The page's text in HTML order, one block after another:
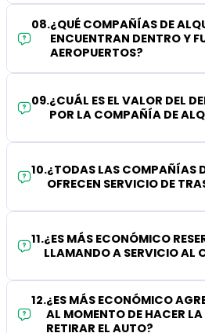
08.¿QUÉ COMPAÑÍAS DE
ENCUENTRAN DENTRO Y
AEROPUERTOS?
09.¿CUÁL ES EL VALOR DEL
POR LA COMPAÑÍA DE
10.¿TODAS LAS COMPAÑÍAS
OFRECEN SERVICIO DE
11.¿ES MÁS ECONÓMICO
LLAMANDO A SERVICIO AL
12.¿ES MÁS ECONÓMICO
AL MOMENTO DE HACER
RETIRAR EL AUTO?